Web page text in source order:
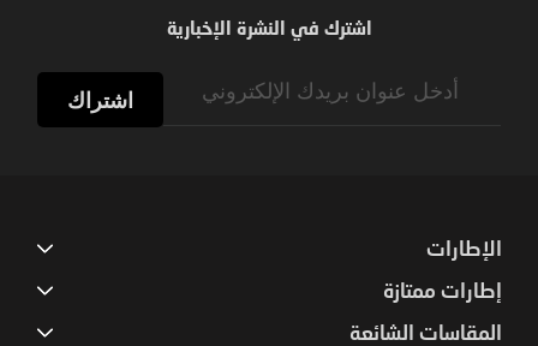
اشترك في النشرة الإخبارية
اشتراك
الإطارات
إطارات ممتازة
المقاسات الشائعة